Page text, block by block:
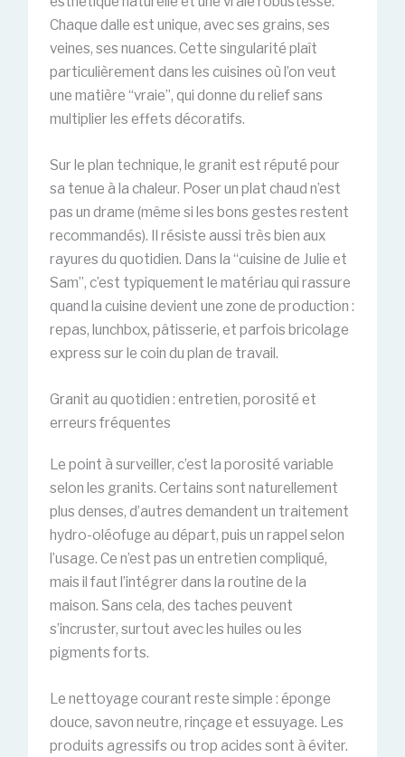
Chaque dalle est unique, avec ses grains, ses
veines, ses nuances. Cette singularité plaît
particulièrement dans les cuisines où l’on veut
une matière “vraie”, qui donne du relief sans
multiplier les effets décoratifs.
Sur le plan technique, le granit est réputé pour
sa tenue à la chaleur. Poser un plat chaud n’est
pas un drame (même si les bons gestes restent
recommandés). Il résiste aussi très bien aux
rayures du quotidien. Dans la “cuisine de Julie et
Sam”, c’est typiquement le matériau qui rassure
quand la cuisine devient une zone de production :
repas, lunchbox, pâtisserie, et parfois bricolage
express sur le coin du plan de travail.
Granit au quotidien : entretien, porosité et
erreurs fréquentes
Le point à surveiller, c’est la porosité variable
selon les granits. Certains sont naturellement
plus denses, d’autres demandent un traitement
hydro-oléofuge au départ, puis un rappel selon
l’usage. Ce n’est pas un entretien compliqué,
mais il faut l’intégrer dans la routine de la
maison. Sans cela, des taches peuvent
s’incruster, surtout avec les huiles ou les
pigments forts.
Le nettoyage courant reste simple : éponge
douce, savon neutre, rinçage et essuyage. Les
produits agressifs ou trop acides sont à éviter.